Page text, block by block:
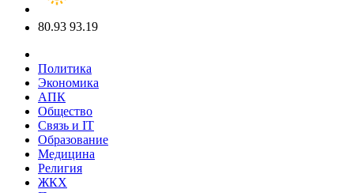
80.93 93.19
Политика
Экономика
АПК
Общество
Связь и IT
Образование
Медицина
Религия
ЖКХ